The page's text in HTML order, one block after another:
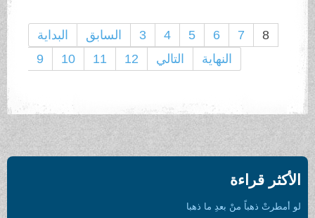
البداية السابق
التالي النهاية
الأكثر قراءة
لو أمطرتْ ذهباً منْ بعدِ ما ذهبا